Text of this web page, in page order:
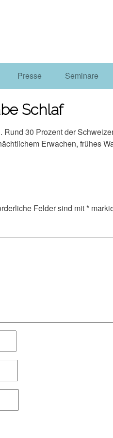
Presse Seminare
Schlaf
30 Prozent der
Erwachen, frühes
Felder sind mit *